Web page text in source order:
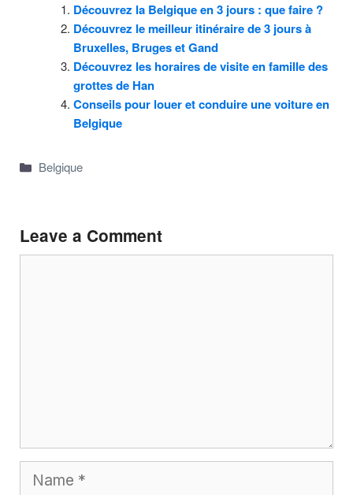
Découvrez la Belgique en 3 jours : que faire ?
Découvrez le meilleur itinéraire de 3 jours à
Bruxelles, Bruges et Gand
Découvrez les horaires de visite en famille des
grottes de Han
Conseils pour louer et conduire une voiture en
Belgique
Categories
Belgique
Leave a Comment